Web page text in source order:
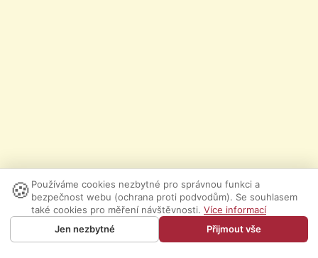
🍪 Používáme cookies nezbytné pro správnou funkci a
bezpečnost webu (ochrana proti podvodům). Se souhlasem
také cookies pro měření návštěvnosti. Více informací
Jen nezbytné
Přijmout vše